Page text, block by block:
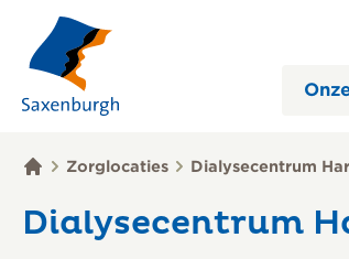
Zorglocaties Dialysecentrum
Dialysecentrum